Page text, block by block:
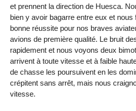
et prennent la direction de Huesca.
bien y avoir bagarre entre eux et
bonne réussite pour nos braves
avions de première qualité. Le bruit
rapidement et nous voyons deux
arrivent à toute vitesse et à faible
de chasse les poursuivent en les
crépitent sans arrêt, mais nous
vitesse.